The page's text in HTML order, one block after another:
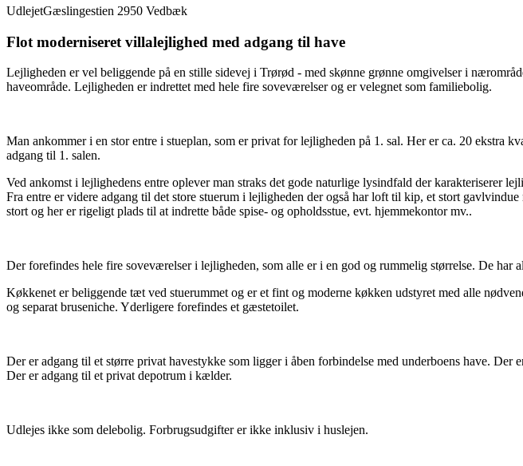
UdlejetGæslingestien 2950 Vedbæk
Flot moderniseret villalejlighed med adgang til have
Lejligheden er vel beliggende på en stille sidevej i Trørød - med skønne grønne omgivelser i
haveområde. Lejligheden er indrettet med hele fire soveværelser og er velegnet som familiebolig.
Man ankommer i en stor entre i stueplan, som er privat for lejligheden på 1. sal. Her er ca. 20 ekstra
adgang til 1. salen.
Ved ankomst i lejlighedens entre oplever man straks det gode naturlige lysindfald der karakteriserer
Fra entre er videre adgang til det store stuerum i lejligheden der også har loft til kip, et stort
stort og her er rigeligt plads til at indrette både spise- og opholdsstue, evt. hjemmekontor mv..
Der forefindes hele fire soveværelser i lejligheden, som alle er i en god og rummelig størrelse. De har
Køkkenet er beliggende tæt ved stuerummet og er et fint og moderne køkken udstyret med alle
og separat bruseniche. Yderligere forefindes et gæstetoilet.
Der er adgang til et større privat havestykke som ligger i åben forbindelse med underboens have.
Der er adgang til et privat depotrum i kælder.
Udlejes ikke som delebolig. Forbrugsudgifter er ikke inklusiv i huslejen.